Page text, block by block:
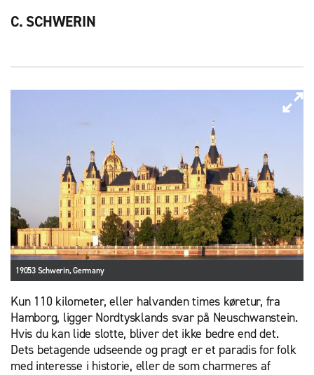
C. SCHWERIN
19053 Schwerin, Germany
Kun 110 kilometer, eller halvanden times køretur, fra
Hamborg, ligger Nordtysklands svar på Neuschwanstein.
Hvis du kan lide slotte, bliver det ikke bedre end det.
Dets betagende udseende og pragt er et paradis for folk
med interesse i historie, eller de som charmeres af